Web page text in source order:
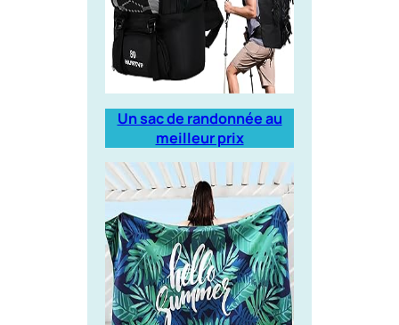
Un sac de randonnée au
meilleur prix